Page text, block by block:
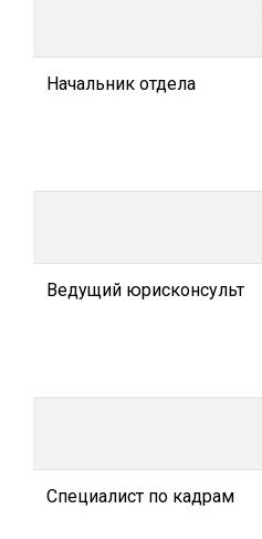
Начальник отдела
Ведущий юрисконсульт
Специалист по кадрам